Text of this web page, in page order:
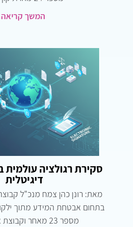
המשך קריאה
סקירת רגולציה
דיגיטלית
מאת: רונן כהן צמח מנכ"ל
בתחום אבטחת המידע מתוך
מספר 23 מאחר וקבוצת ארכיביון…